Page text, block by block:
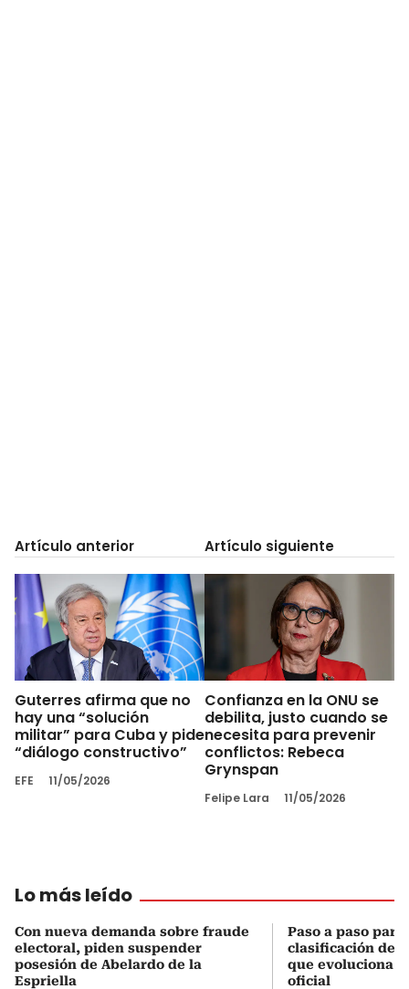
Artículo anterior
Guterres afirma que no
hay una “solución
militar” para Cuba y pide
“diálogo constructivo”
EFE 11/05/2026
Artículo siguiente
Confianza en la ONU se
debilita, justo cuando se
necesita para prevenir
conflictos: Rebeca
Grynspan
Felipe Lara 11/05/2026
Lo más leído
Con nueva demanda sobre fraude
electoral, piden suspender
posesión de Abelardo de la
Espriella
Paso a paso
clasificación del
que evoluciona
oficial